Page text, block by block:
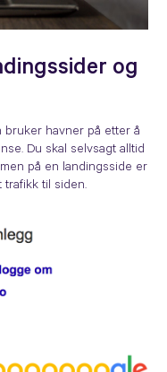
og
havner på etter å
Du skal selvsagt alltid
på en landingsside er
til siden.